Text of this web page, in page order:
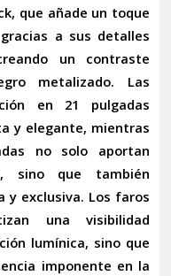
, que añade un toque
a sus detalles
un contraste
metalizado. Las
en 21 pulgadas
y elegante, mientras
no solo aportan
sino que también
exclusiva. Los faros
una visibilidad
lumínica, sino que
imponente en la